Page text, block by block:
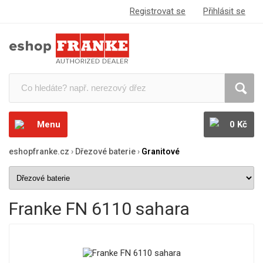
Registrovat se Přihlásit se
Menu 0 Kč
eshopfranke.cz › Dřezové baterie› Granitové
Franke FN 6110 sahara